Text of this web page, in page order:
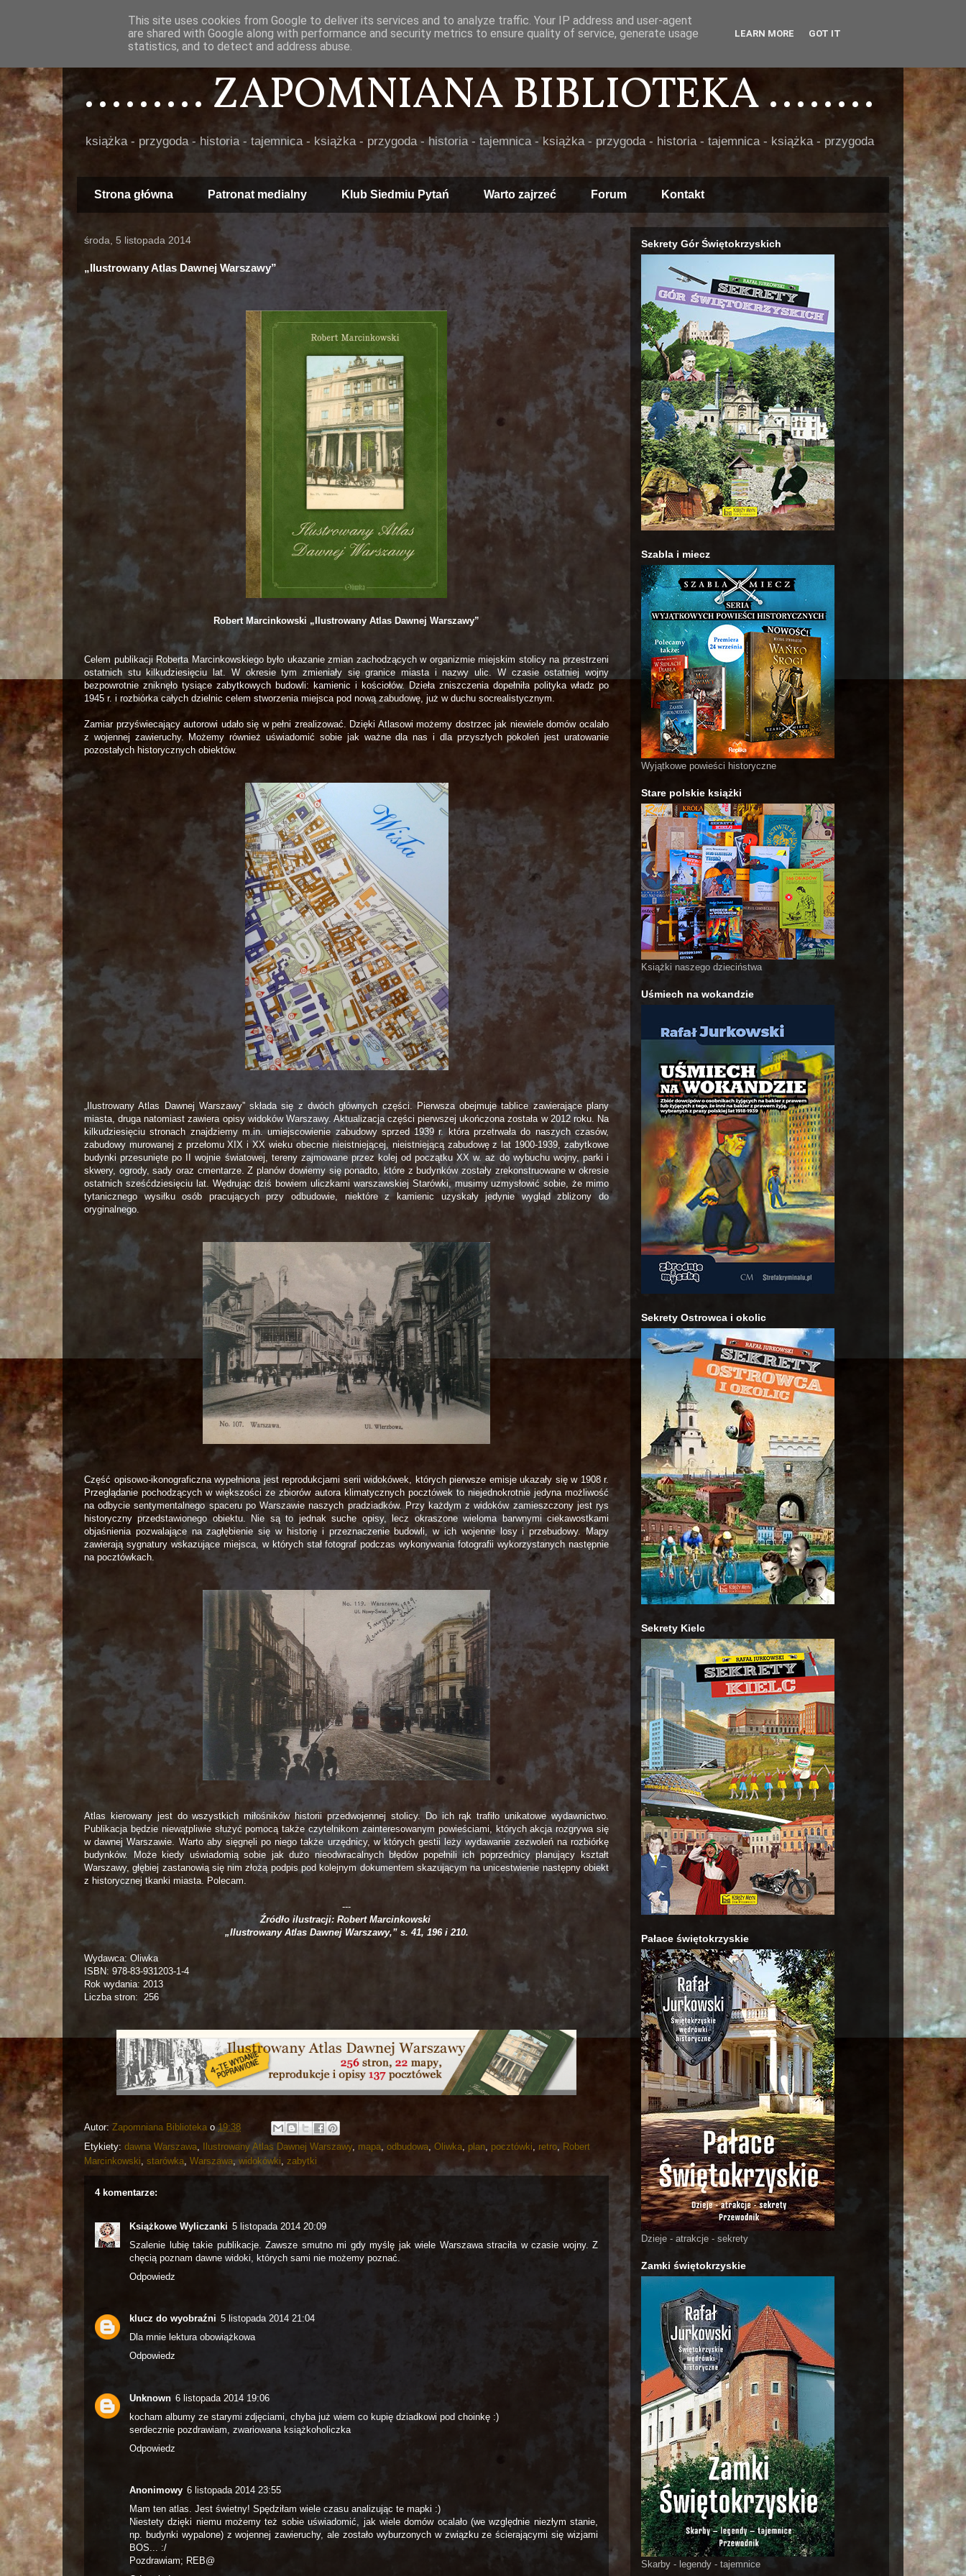
......... ZAPOMNIANA BIBLIOTEKA ........
książka - przygoda - historia - tajemnica - książka - przygoda - historia - tajemnica - książka - przygoda - historia - tajemnica - książka - przygoda
Strona główna Patronat medialny Klub Siedmiu Pytań Warto zajrzeć Forum Kontakt
środa, 5 listopada 2014
„Ilustrowany Atlas Dawnej Warszawy”
Robert Marcinkowski „Ilustrowany Atlas Dawnej Warszawy”
Celem publikacji Roberta Marcinkowskiego było ukazanie zmian zachodzących w organizmie miejskim stolicy na przestrzeni
ostatnich stu kilkudziesięciu lat. W okresie tym zmieniały się granice miasta i nazwy ulic. W czasie ostatniej wojny
bezpowrotnie zniknęło tysiące zabytkowych budowli: kamienic i kościołów. Dzieła zniszczenia dopełniła polityka władz po
1945 r. i rozbiórka całych dzielnic celem stworzenia miejsca pod nową zabudowę, już w duchu socrealistycznym.
Zamiar przyświecający autorowi udało się w pełni zrealizować. Dzięki Atlasowi możemy dostrzec jak niewiele domów ocalało
z wojennej zawieruchy. Możemy również uświadomić sobie jak ważne dla nas i dla przyszłych pokoleń jest uratowanie
pozostałych historycznych obiektów.
„Ilustrowany Atlas Dawnej Warszawy” składa się z dwóch głównych części. Pierwsza obejmuje tablice zawierające plany
miasta, druga natomiast zawiera opisy widoków Warszawy. Aktualizacja części pierwszej ukończona została w 2012 roku. Na
kilkudziesięciu stronach znajdziemy m.in. umiejscowienie zabudowy sprzed 1939 r. która przetrwała do naszych czasów,
zabudowy murowanej z przełomu XIX i XX wieku obecnie nieistniejącej, nieistniejącą zabudowę z lat 1900-1939, zabytkowe
budynki przesunięte po II wojnie światowej, tereny zajmowane przez kolej od początku XX w. aż do wybuchu wojny, parki i
skwery, ogrody, sady oraz cmentarze. Z planów dowiemy się ponadto, które z budynków zostały zrekonstruowane w okresie
ostatnich sześćdziesięciu lat. Wędrując dziś bowiem uliczkami warszawskiej Starówki, musimy uzmysłowić sobie, że mimo
tytanicznego wysiłku osób pracujących przy odbudowie, niektóre z kamienic uzyskały jedynie wygląd zbliżony do
oryginalnego.
Część opisowo-ikonograficzna wypełniona jest reprodukcjami serii widokówek, których pierwsze emisje ukazały się w 1908 r.
Przeglądanie pochodzących w większości ze zbiorów autora klimatycznych pocztówek to niejednokrotnie jedyna możliwość
na odbycie sentymentalnego spaceru po Warszawie naszych pradziadków. Przy każdym z widoków zamieszczony jest rys
historyczny przedstawionego obiektu. Nie są to jednak suche opisy, lecz okraszone wieloma barwnymi ciekawostkami
objaśnienia pozwalające na zagłębienie się w historię i przeznaczenie budowli, w ich wojenne losy i przebudowy. Mapy
zawierają sygnatury wskazujące miejsca, w których stał fotograf podczas wykonywania fotografii wykorzystanych następnie
na pocztówkach.
Atlas kierowany jest do wszystkich miłośników historii przedwojennej stolicy. Do ich rąk trafiło unikatowe wydawnictwo.
Publikacja będzie niewątpliwie służyć pomocą także czytelnikom zainteresowanym powieściami, których akcja rozgrywa się
w dawnej Warszawie. Warto aby sięgnęli po niego także urzędnicy, w których gestii leży wydawanie zezwoleń na rozbiórkę
budynków. Może kiedy uświadomią sobie jak dużo nieodwracalnych błędów popełnili ich poprzednicy planujący kształt
Warszawy, głębiej zastanowią się nim złożą podpis pod kolejnym dokumentem skazującym na unicestwienie następny obiekt
z historycznej tkanki miasta. Polecam.
---
Źródło ilustracji: Robert Marcinkowski
„Ilustrowany Atlas Dawnej Warszawy,” s. 41, 196 i 210.
Wydawca: Oliwka
ISBN: 978-83-931203-1-4
Rok wydania: 2013
Liczba stron: 256
Autor: Zapomniana Biblioteka o19:38
Etykiety: dawna Warszawa, Ilustrowany Atlas Dawnej Warszawy, mapa, odbudowa, Oliwka, plan, pocztówki, retro, Robert
Marcinkowski, starówka, Warszawa, widokówki, zabytki
4 komentarze:
Książkowe Wyliczanki 5 listopada 2014 20:09
Szalenie lubię takie publikacje. Zawsze smutno mi gdy myślę jak wiele Warszawa straciła w czasie wojny. Z
chęcią poznam dawne widoki, których sami nie możemy poznać.
Odpowiedz
klucz do wyobraźni 5 listopada 2014 21:04
Dla mnie lektura obowiążkowa
Odpowiedz
Unknown 6 listopada 2014 19:06
kocham albumy ze starymi zdjęciami, chyba już wiem co kupię dziadkowi pod choinkę :)
serdecznie pozdrawiam, zwariowana książkoholiczka
Odpowiedz
Anonimowy 6 listopada 2014 23:55
Mam ten atlas. Jest świetny! Spędziłam wiele czasu analizując te mapki :)
Niestety dzięki niemu możemy też sobie uświadomić, jak wiele domów ocalało (we względnie niezłym stanie,
np. budynki wypalone) z wojennej zawieruchy, ale zostało wyburzonych w związku ze ścierającymi się wizjami
BOS... :/
Pozdrawiam; REB@
Sekrety Gór Świętokrzyskich
Szabla i miecz
Wyjątkowe powieści historyczne
Stare polskie książki
Książki naszego dzieciństwa
Uśmiech na wokandzie
Sekrety Ostrowca i okolic
Sekrety Kielc
Pałace świętokrzyskie
Dzieje - atrakcje - sekrety
Zamki świętokrzyskie
Skarby - legendy - tajemnice
This site uses cookies from Google to deliver its services and to analyze traffic. Your IP address and user-agent
are shared with Google along with performance and security metrics to ensure quality of service, generate usage
statistics, and to detect and address abuse.
LEARN MORE GOT IT